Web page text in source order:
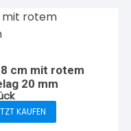
cm mit rotem
20 mm
KAUFEN